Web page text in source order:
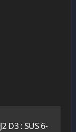
J2 D3 : SUS 6-